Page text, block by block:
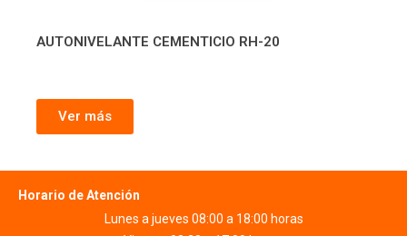
AUTONIVELANTE CEMENTICIO RH-20
Ver más
Horario de Atención
Lunes a jueves 08:00 a 18:00 horas